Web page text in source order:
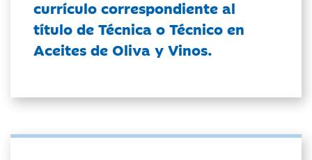
currículo correspondiente al
título de Técnica o Técnico en
Aceites de Oliva y Vinos.